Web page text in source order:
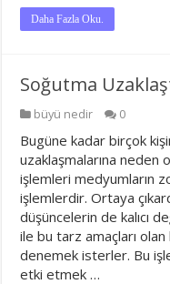
Daha Fazla Oku.
Soğutma
büyü nedir 0
Bugüne kadar birçok
uzaklaşmalarına neden
işlemleri medyumların
işlemlerdir. Ortaya
düşüncelerin de kalıcı
ile bu tarz amaçları
denemek isterler. Bu
etki etmek …